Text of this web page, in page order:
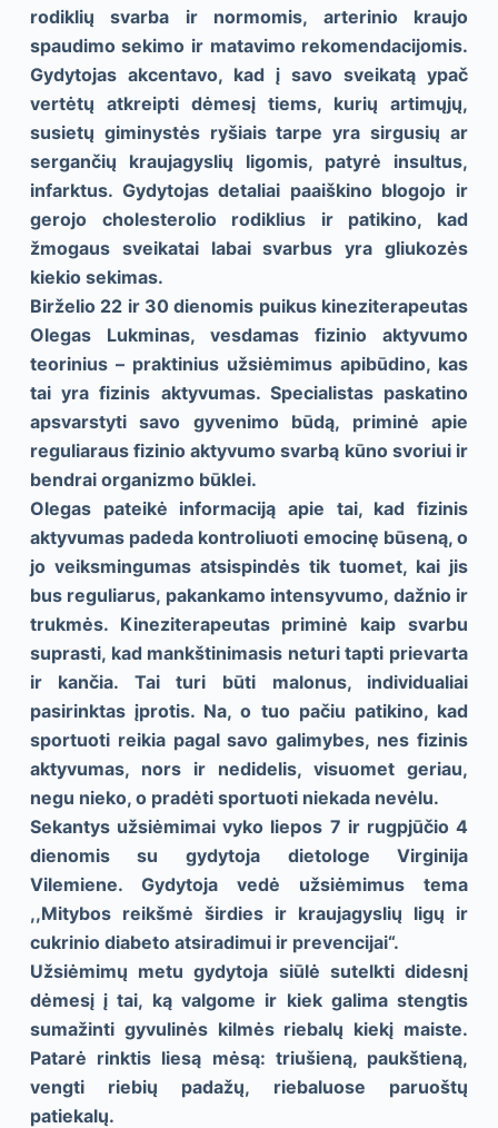
rodiklių svarba ir normomis, arterinio kraujo
spaudimo sekimo ir matavimo rekomendacijomis.
Gydytojas akcentavo, kad į savo sveikatą ypač
vertėtų atkreipti dėmesį tiems, kurių artimųjų,
susietų giminystės ryšiais tarpe yra sirgusių ar
sergančių kraujagyslių ligomis, patyrė insultus,
infarktus. Gydytojas detaliai paaiškino blogojo ir
gerojo cholesterolio rodiklius ir patikino, kad
žmogaus sveikatai labai svarbus yra gliukozės
kiekio sekimas.
Birželio 22 ir 30 dienomis puikus kineziterapeutas
Olegas Lukminas, vesdamas fizinio aktyvumo
teorinius – praktinius užsiėmimus apibūdino, kas
tai yra fizinis aktyvumas. Specialistas paskatino
apsvarstyti savo gyvenimo būdą, priminė apie
reguliaraus fizinio aktyvumo svarbą kūno svoriui ir
bendrai organizmo būklei.
Olegas pateikė informaciją apie tai, kad fizinis
aktyvumas padeda kontroliuoti emocinę būseną, o
jo veiksmingumas atsispindės tik tuomet, kai jis
bus reguliarus, pakankamo intensyvumo, dažnio ir
trukmės. Kineziterapeutas priminė kaip svarbu
suprasti, kad mankštinimasis neturi tapti prievarta
ir kančia. Tai turi būti malonus, individualiai
pasirinktas įprotis. Na, o tuo pačiu patikino, kad
sportuoti reikia pagal savo galimybes, nes fizinis
aktyvumas, nors ir nedidelis, visuomet geriau,
negu nieko, o pradėti sportuoti niekada nevėlu.
Sekantys užsiėmimai vyko liepos 7 ir rugpjūčio 4
dienomis su gydytoja dietologe Virginija
Vilemiene. Gydytoja vedė užsiėmimus tema
,,Mitybos reikšmė širdies ir kraujagyslių ligų ir
cukrinio diabeto atsiradimui ir prevencijai“.
Užsiėmimų metu gydytoja siūlė sutelkti didesnį
dėmesį į tai, ką valgome ir kiek galima stengtis
sumažinti gyvulinės kilmės riebalų kiekį maiste.
Patarė rinktis liesą mėsą: triušieną, paukštieną,
vengti riebių padažų, riebaluose paruoštų
patiekalų.